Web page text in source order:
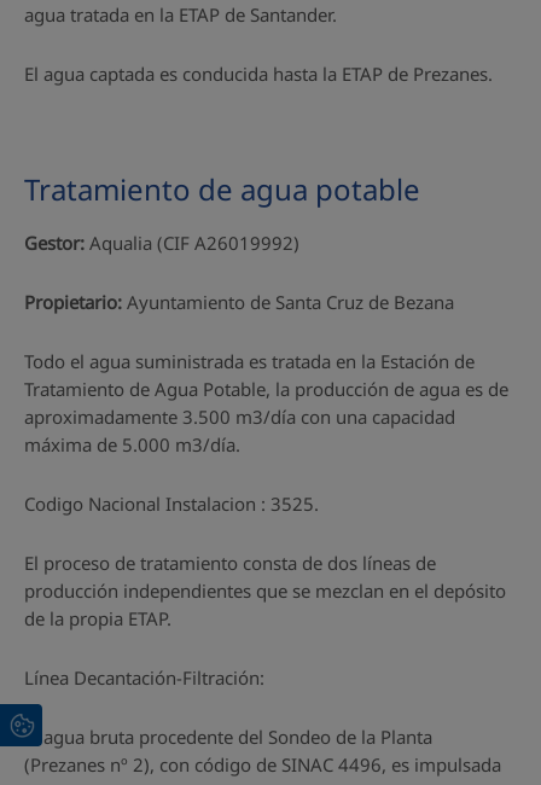
agua tratada en la ETAP de Santander.
El agua captada es conducida hasta la ETAP de Prezanes.
Tratamiento de agua potable
Gestor: Aqualia (CIF A26019992)
Propietario: Ayuntamiento de Santa Cruz de Bezana
Todo el agua suministrada es tratada en la Estación de
Tratamiento de Agua Potable, la producción de agua es de
aproximadamente 3.500 m3/día con una capacidad
máxima de 5.000 m3/día.
Codigo Nacional Instalacion : 3525.
El proceso de tratamiento consta de dos líneas de
producción independientes que se mezclan en el depósito
de la propia ETAP.
Línea Decantación-Filtración:
El agua bruta procedente del Sondeo de la Planta
(Prezanes nº 2), con código de SINAC 4496, es impulsada